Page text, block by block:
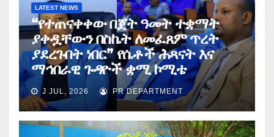
LATEST NEWS
“የተጠናቀቀው በጀት ዓመት ተቋማት
ያቀዷቸውን በስኬት ለመፈጸም ጥረት
ያደረጉበት ነበር” የሴቶች ሕጻናት እና
ማኅበራዊ ጉዳዮች ቋሚ ኮሚቴ
J JUL, 2026 PR DEPARTMENT